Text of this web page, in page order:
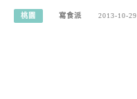
桃園 寫食派 2013-10-29